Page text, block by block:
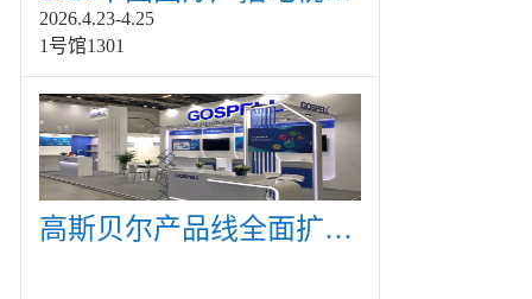
2026.4.23-4.25
1号馆1301
高斯贝尔产品线全面扩展，众多新产品亮相CommunicAsia 2019